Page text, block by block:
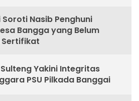
Soroti Nasib Penghuni
Bangga yang Belum
Yakini Integritas
PSU Pilkada Banggai